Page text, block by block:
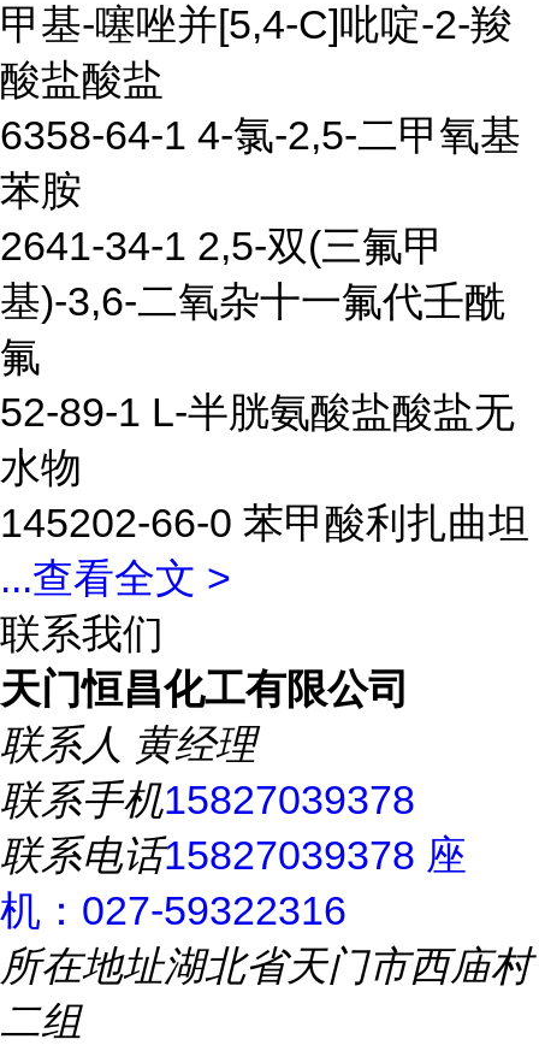
甲基-噻唑并[5,4-C]吡啶-2-羧
酸盐酸盐
6358-64-1 4-氯-2,5-二甲氧基
苯胺
2641-34-1 2,5-双(三氟甲
基)-3,6-二氧杂十一氟代壬酰
氟
52-89-1 L-半胱氨酸盐酸盐无
水物
145202-66-0 苯甲酸利扎曲坦
...查看全文 >
联系我们
天门恒昌化工有限公司
联系人 黄经理
联系手机15827039378
联系电话15827039378 座
机：027-59322316
所在地址湖北省天门市西庙村
二组